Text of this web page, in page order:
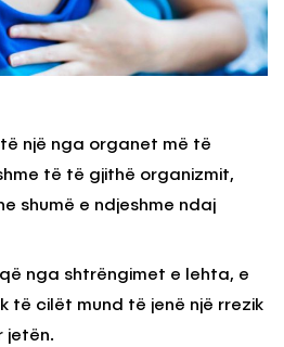
një nga organet më të
të të gjithë organizmit,
shumë e ndjeshme ndaj
nga shtrëngimet e lehta, e
të cilët mund të jenë një rrezik
jetën.